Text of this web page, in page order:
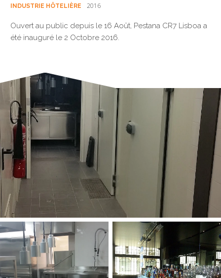
INDUSTRIE HÔTELIÈRE 2016
Ouvert au public depuis le 16 Août, Pestana CR7 Lisboa a
été inauguré le 2 Octobre 2016.